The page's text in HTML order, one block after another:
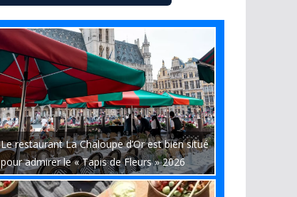
Le restaurant La Chaloupe d’Or est bien situé
pour admirer le « Tapis de Fleurs » 2026